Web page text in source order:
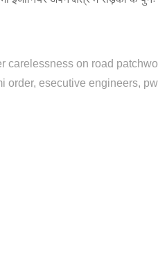
carelessness on road
order esecutive engineers